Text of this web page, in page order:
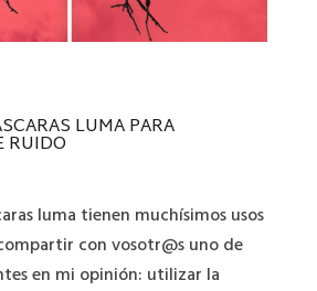
LUMA PARA
RUIDO
luma tienen muchísimos usos
con vosotr@s uno de
en mi opinión: utilizar la